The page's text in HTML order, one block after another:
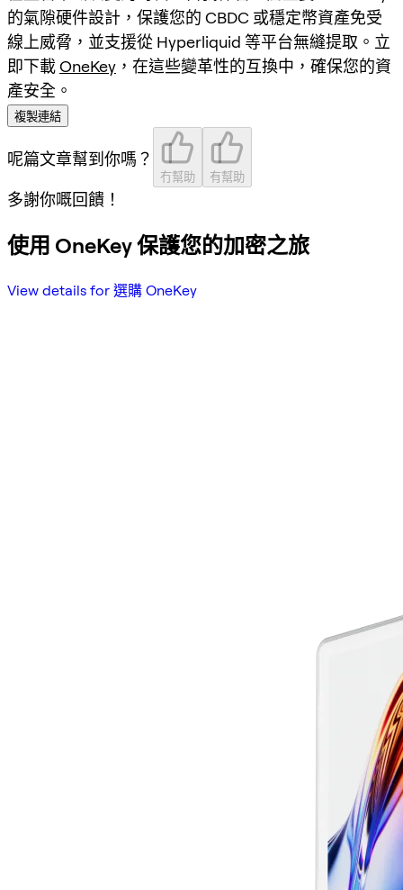
的氣隙硬件設計，保護您的 CBDC 或穩定幣資產免受
線上威脅，並支援從 Hyperliquid 等平台無縫提取。立
即下載OneKey ，在這些變革性的互換中，確保您的資
產安全。
複製連結
呢篇文章幫到你嗎？
冇幫助 有幫助
多謝你嘅回饋！
使用 OneKey 保護您的加密之旅
View details for 選購 OneKey